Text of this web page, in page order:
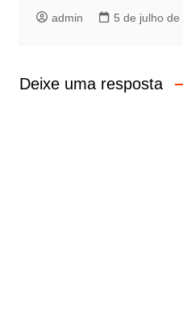
admin 5 de julho de
Deixe uma resposta